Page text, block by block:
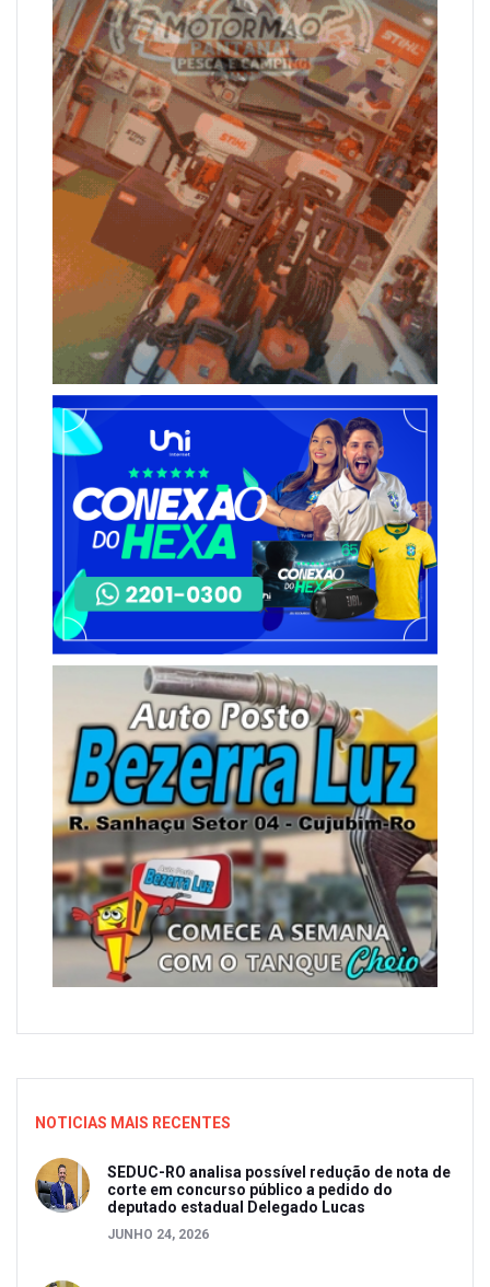
NOTICIAS MAIS RECENTES
SEDUC-RO analisa possível redução de nota de
corte em concurso público a pedido do
deputado estadual Delegado Lucas
JUNHO 24, 2026